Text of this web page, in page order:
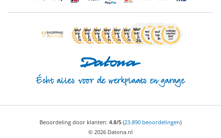
© 2026 Datona.nl
Beoordeling door klanten: 4.8/5 (23.890 beoordelingen)